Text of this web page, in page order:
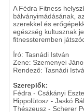
A Fédra Fitness
bálványimádásának,
szerekkel és
egészség kultusznak
fitnessteremben
Író: Tasnádi István
Zene: Szemenyei
Rendező: Tasnádi
Szereplők:
Fédra - Csákányi
Hippolütosz - Jaskó
Thészeusz - Scherer